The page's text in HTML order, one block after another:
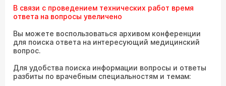
В связи с проведением технических работ время
ответа на вопросы увеличено
Вы можете воспользоваться архивом конференции
для поиска ответа на интересующий медицинский
вопрос.
Для удобства поиска информации вопросы и ответы
разбиты по врачебным специальностям и темам: